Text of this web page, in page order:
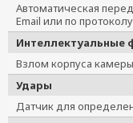
Автоматическая
Email или по
Интеллектуальные
Взлом корпуса камеры
Удары
Датчик для